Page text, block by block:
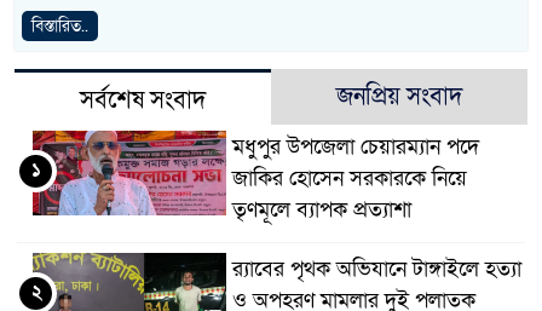
বিস্তারিত..
সর্বশেষ সংবাদ জনপ্রিয় সংবাদ
মধুপুর উপজেলা চেয়ারম্যান পদে
জাকির হোসেন সরকারকে নিয়ে
তৃণমূলে ব্যাপক প্রত্যাশা
১
র‌্যাবের পৃথক অভিযানে টাঙ্গাইলে হত্যা
ও অপহরণ মামলার দুই পলাতক
২